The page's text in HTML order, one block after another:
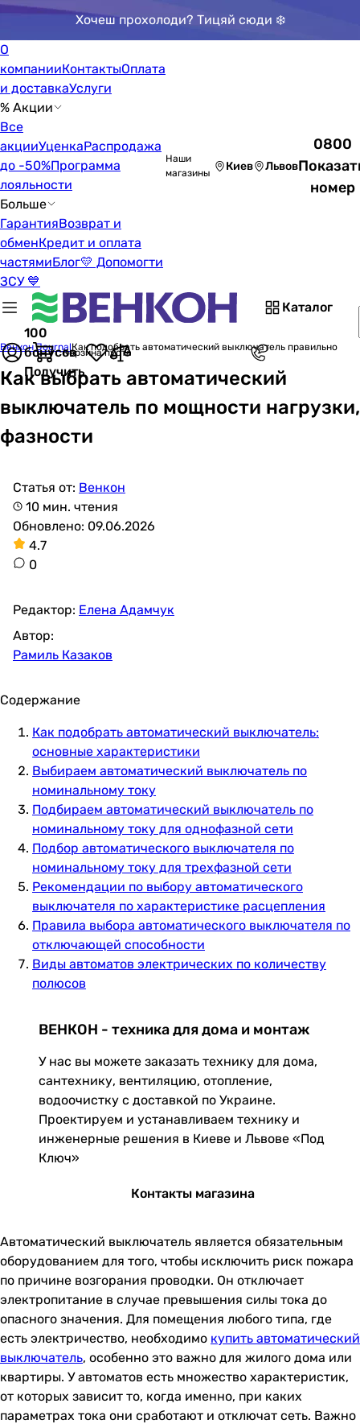
Хочеш прохолоди? Тицяй сюди ❄️
О
компанииКонтактыОплата
и доставкаУслуги
% Акции
Все
акцииУценкаРаспродажа
до -50%Программа
лояльности
Больше
ГарантияВозврат и
обменКредит и оплата
частямиБлог💛 Допомогти
ЗСУ 💙
Наши
магазины
Киев Львов
0800
номер
Каталог
100
бонусов
Получить
Корзина пуста
Венкон JournalКак подобрать автоматический выключатель правильно
Как выбрать автоматический
выключатель по мощности нагрузки,
фазности
Статья от: Венкон
10 мин. чтения
Обновлено: 09.06.2026
4.7
0
Редактор: Елена Адамчук
Автор:
Рамиль Казаков
Содержание
Как подобрать автоматический выключатель:
основные характеристики
Выбираем автоматический выключатель по
номинальному току
Подбираем автоматический выключатель по
номинальному току для однофазной сети
Подбор автоматического выключателя по
номинальному току для трехфазной сети
Рекомендации по выбору автоматического
выключателя по характеристике расцепления
Правила выбора автоматического выключателя по
отключающей способности
Виды автоматов электрических по количеству
полюсов
ВЕНКОН - техника для дома и монтаж
У нас вы можете заказать технику для дома,
сантехнику, вентиляцию, отопление,
водоочистку с доставкой по Украине.
Проектируем и устанавливаем технику и
инженерные решения в Киеве и Львове «Под
Ключ»
Контакты магазина
Автоматический выключатель является обязательным
оборудованием для того, чтобы исключить риск пожара
по причине возгорания проводки. Он отключает
электропитание в случае превышения силы тока до
опасного значения. Для помещения любого типа, где
есть электричество, необходимо купить автоматический
выключатель, особенно это важно для жилого дома или
квартиры. У автоматов есть множество характеристик,
от которых зависит то, когда именно, при каких
параметрах тока они сработают и отключат сеть. Важно